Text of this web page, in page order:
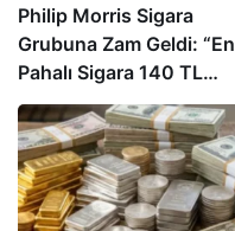
Philip Morris Sigara
Grubuna Zam Geldi: “En
Pahalı Sigara 140 TL
Oldu”